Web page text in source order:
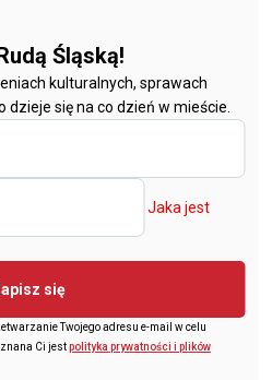
Śląską!
kulturalnych, sprawach
się na co dzień w mieście.
Jaka jest
się
Twojego adresu e-mail w celu
Ci jestpolityka prywatności i plików